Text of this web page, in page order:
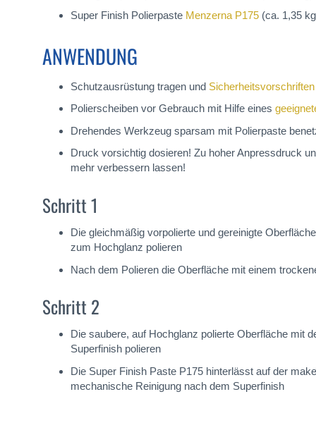
Super Finish Polierpaste Menzerna P175 (ca. 1,35
ANWENDUNG
Schutzausrüstung tragen und Sicherheitsvorschriften
Polierscheiben vor Gebrauch mit Hilfe eines
Drehendes Werkzeug sparsam mit Polierpaste
Druck vorsichtig dosieren! Zu hoher Anpressdruck
mehr verbessern lassen!
Schritt 1
Die gleichmäßig vorpolierte und gereinigte
zum Hochglanz polieren
Nach dem Polieren die Oberfläche mit einem
Schritt 2
Die saubere, auf Hochglanz polierte Oberfläche mit
Superfinish polieren
Die Super Finish Paste P175 hinterlässt auf der
mechanische Reinigung nach dem Superfinish